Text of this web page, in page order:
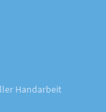
Handarbeit